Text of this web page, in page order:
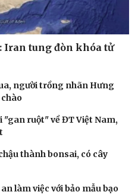
Iran tung đòn khóa tử
người trồng nhãn Hưng
"gan ruột" về ĐT Việt Nam,
thành bonsai, có cây
làm việc với bảo mẫu bạo